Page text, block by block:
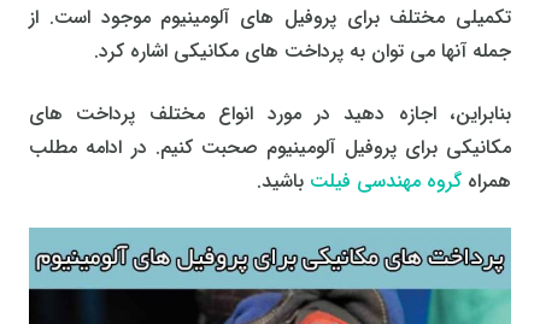
تکمیلی مختلف برای پروفیل های آلومینیوم موجود است. از
جمله آنها می توان به پرداخت های مکانیکی اشاره کرد.
بنابراین، اجازه دهید در مورد انواع مختلف پرداخت های
مکانیکی برای پروفیل آلومینیوم صحبت کنیم. در ادامه مطلب
همراه گروه مهندسی فیلت باشید.